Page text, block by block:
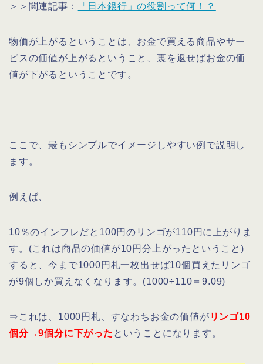
＞＞関連記事： 「日本銀行」の役割って何！？
物価が上がるということは、お金で買える商品やサー
ビスの価値が上がるということ、裏を返せばお金の価
値が下がるということです。
ここで、最もシンプルでイメージしやすい例で説明し
ます。
例えば、
10％のインフレだと100円のリンゴが110円に上がりま
す。(これは商品の価値が10円分上がったということ)
すると、今まで1000円札一枚出せば10個買えたリンゴ
が9個しか買えなくなります。(1000÷110＝9.09)
⇒これは、1000円札、すなわちお金の価値が リンゴ10
個分→9個分に下がった ということになります。